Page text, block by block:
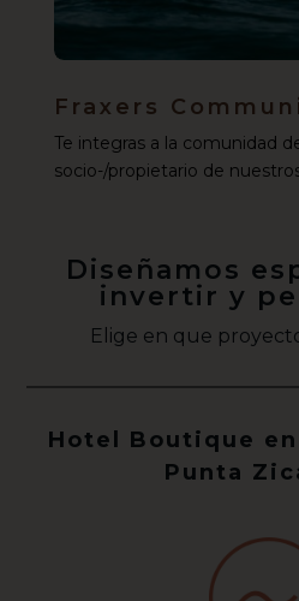
Fraxers
Te integras a la comunidad
socio-/propietario de
Diseñamos
invertir y
Elige en que
Hotel Boutique
Punta